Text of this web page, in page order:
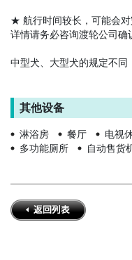
★ 航行时间较长，可能会对
详情请务必咨询渡轮公司确
中型犬、大型犬的规定不同
其他设备
淋浴房 餐厅 电视
多功能厕所
自动售货